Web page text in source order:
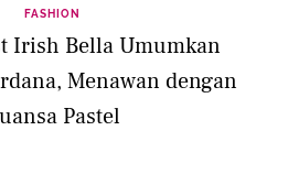
FASHION
Irish Bella Umumkan
Menawan dengan
Pastel